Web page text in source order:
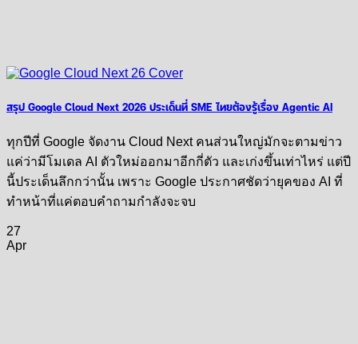
สรุป Google Cloud Next 2026 ประเด็นที่ SME ไทยต้องรู้เรื่อง Agentic AI
ทุกปีที่ Google จัดงาน Cloud Next คนส่วนใหญ่มักจะตามข่าว
แค่ว่ามีโมเดล AI ตัวใหม่ออกมาอีกกี่ตัว และเก่งขึ้นเท่าไหร่ แต่ปี
นี้ประเด็นลึกกว่านั้น เพราะ Google ประกาศชัดว่ายุคของ AI ที่
ทำหน้าที่แค่ตอบคำถามกำลังจะจบ
27
Apr